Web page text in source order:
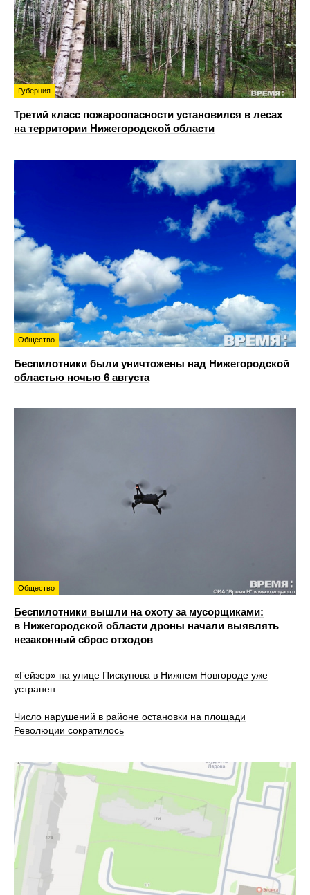
Губерния
Третий класс пожароопасности установился в лесах
на территории Нижегородской области
Общество
Беспилотники были уничтожены над Нижегородской
областью ночью 6 августа
Общество
Беспилотники вышли на охоту за мусорщиками:
в Нижегородской области дроны начали выявлять
незаконный сброс отходов
«Гейзер» на улице Пискунова в Нижнем Новгороде уже
устранен
Число нарушений в районе остановки на площади
Революции сократилось